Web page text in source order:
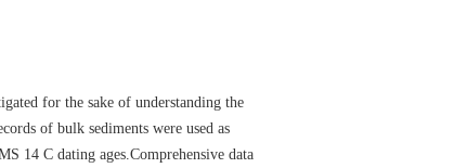
for the sake of understanding the
of bulk sediments were used as
14 C dating ages.Comprehensive data